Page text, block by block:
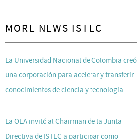
MORE NEWS ISTEC
La Universidad Nacional de Colombia creó
una corporación para acelerar y transferir
conocimientos de ciencia y tecnología
La OEA invitó al Chairman de la Junta
Directiva de ISTEC a participar como